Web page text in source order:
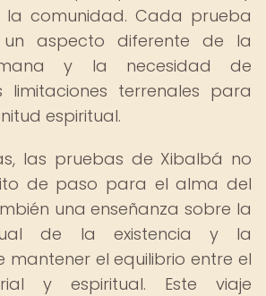
la comunidad. Cada prueba
un aspecto diferente de la
y la necesidad de
limitaciones terrenales para
espiritual.
las pruebas de Xibalbá no
de paso para el alma del
una enseñanza sobre la
de la existencia y la
el equilibrio entre el
y espiritual. Este viaje